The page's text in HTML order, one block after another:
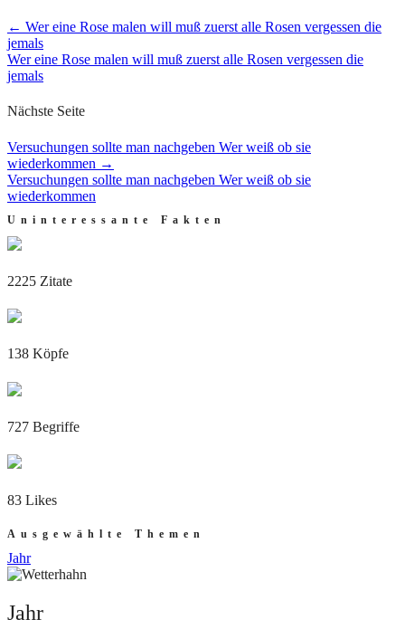
← Wer eine Rose malen will muß zuerst alle Rosen vergessen die
jemals
Wer eine Rose malen will muß zuerst alle Rosen vergessen die
jemals
Nächste Seite
Versuchungen sollte man nachgeben Wer weiß ob sie
wiederkommen →
Versuchungen sollte man nachgeben Wer weiß ob sie
wiederkommen
Uninteressante Fakten
2225 Zitate
138 Köpfe
727 Begriffe
83 Likes
Ausgewählte Themen
Jahr
Jahr